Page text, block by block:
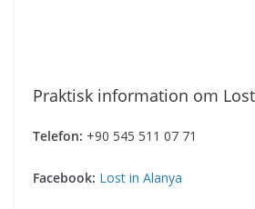
Praktisk information om
Telefon: +90 545 511 07 71
Facebook: Lost in Alanya